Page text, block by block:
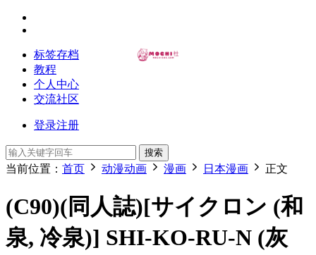
标签存档
教程
个人中心
交流社区
登录注册
搜索
当前位置： 首页 动漫动画 漫画 日本漫画 正文
(C90)(同人誌)[サイクロン (和
泉, 冷泉)] SHI-KO-RU-N (灰